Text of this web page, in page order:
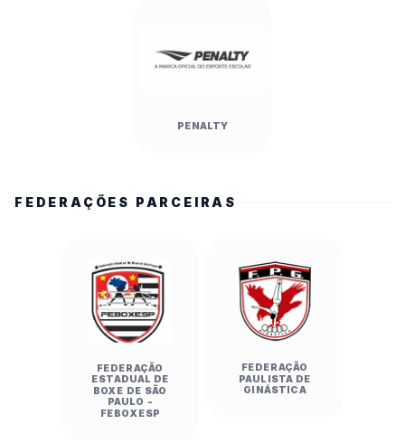
PENALTY
FEDERAÇÕES PARCEIRAS
FEDERAÇÃO
ESTADUAL DE
BOXE DE SÃO
PAULO -
FEBOXESP
FEDERAÇÃO
PAULISTA DE
GINÁSTICA